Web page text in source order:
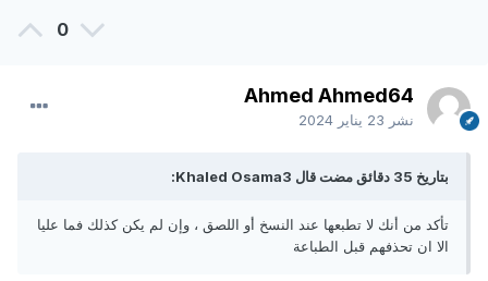
0
Ahmed Ahmed64
نشر 23 يناير 2024
بتاريخ 35 دقائق مضت قال Khaled Osama3:
تأكد من أنك لا تطبعها عند النسخ أو اللصق ، وإن لم يكن كذلك فما عليا
الا ان تحذفهم قبل الطباعة